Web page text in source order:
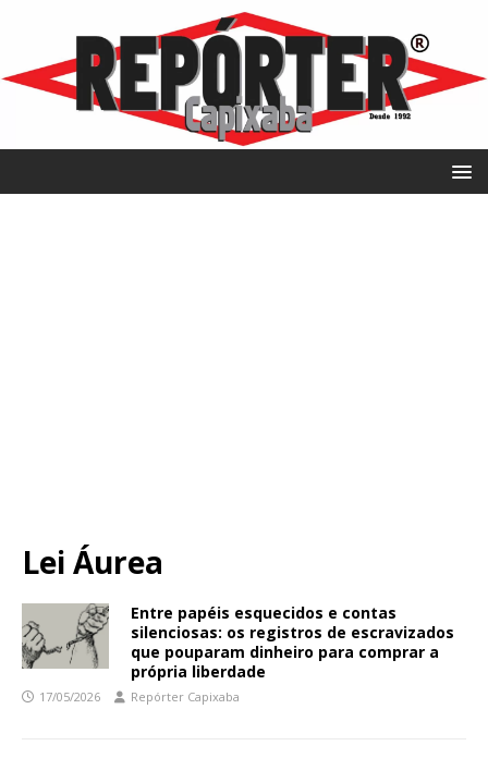
Lei Áurea
Entre papéis esquecidos e contas
silenciosas: os registros de escravizados
que pouparam dinheiro para comprar a
própria liberdade
17/05/2026 Repórter Capixaba